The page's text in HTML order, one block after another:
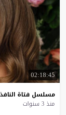
02:18:45
مسلسل فتاة
منذ 3 سنوات